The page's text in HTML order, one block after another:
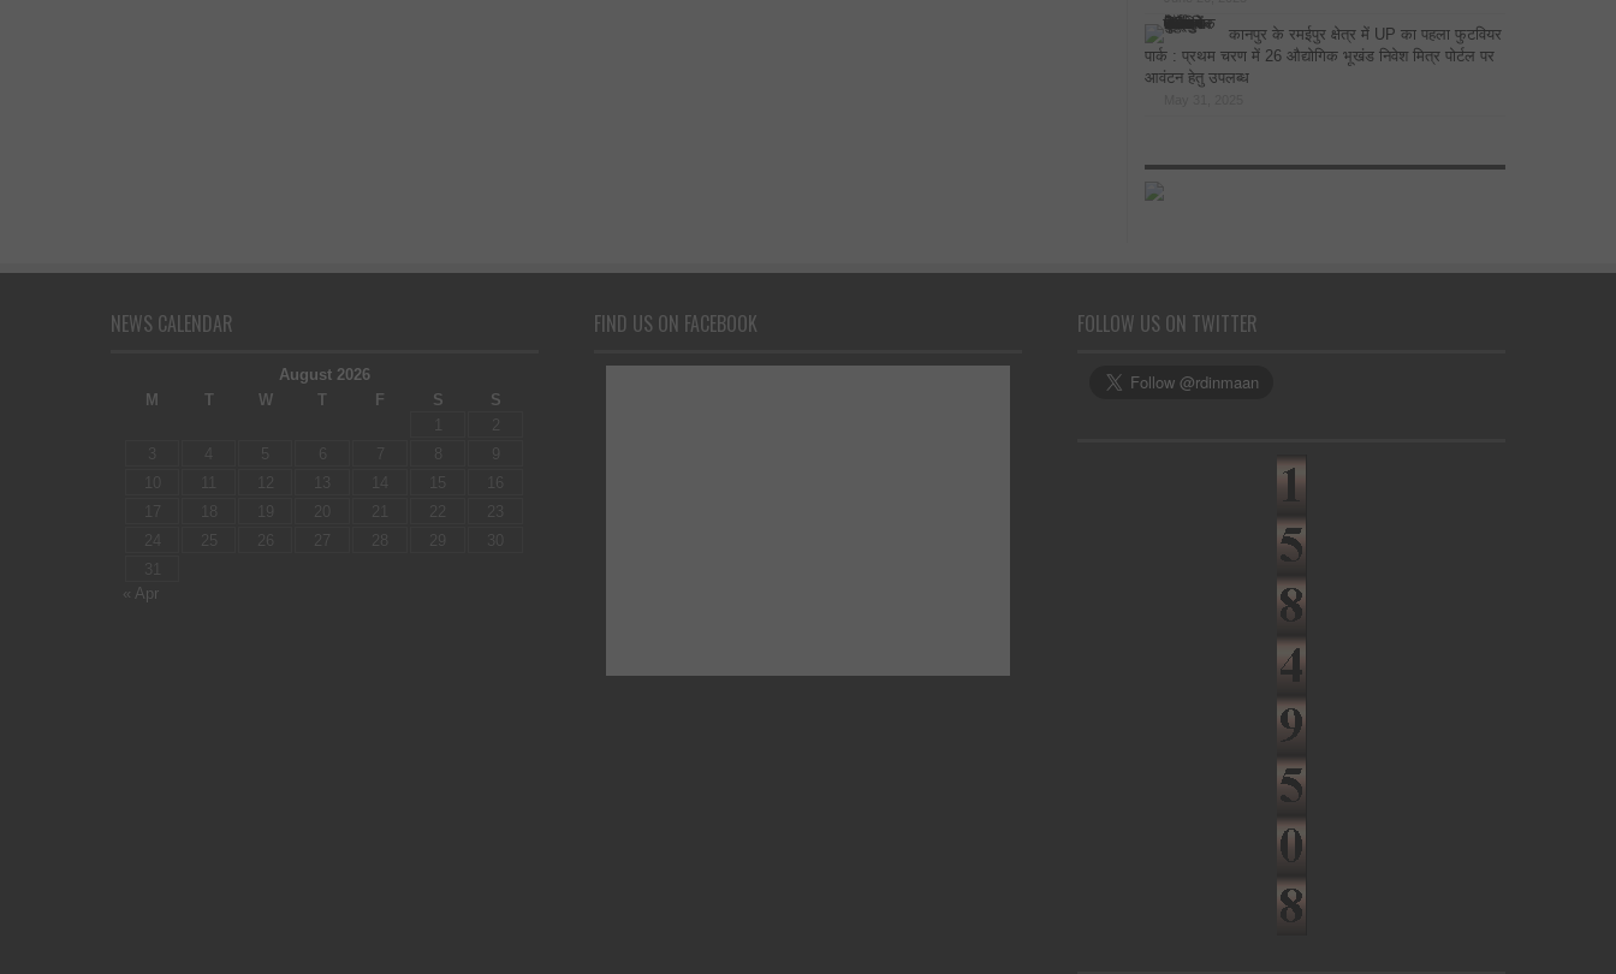
कानपुर के रमईपुर क्षेत्र में UP का पहला फुटवियर
पार्क : प्रथम चरण में 26 औद्योगिक भूखंड निवेश मित्र पोर्टल पर
आवंटन हेतु उपलब्ध
NEWS CALENDAR
August 2026
M
T W T F S
S
1
2
3
5 7 8
10
11 12 13 14 15
16
17
18 19 20 21 22
23
24
25 26 27 28 29
30
31
« Apr
FIND US ON FACEBOOK FOLLOW US ON TWITTER